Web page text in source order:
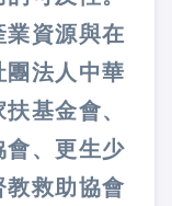
業資源與在
法人中華
基金會、
會、更生少
救助協會